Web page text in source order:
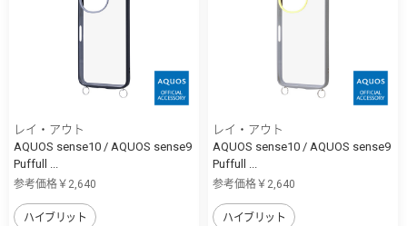
レイ・アウト
AQUOS sense10 / AQUOS sense9
Puffull ...
参考価格￥2,640
ハイブリット
レイ・アウト
AQUOS sense10 / AQUOS sense9
Puffull ...
参考価格￥2,640
ハイブリット